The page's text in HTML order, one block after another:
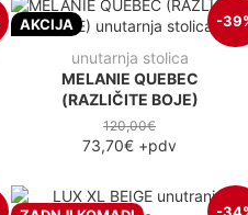
AKCIJA -
unutarnja stolica
MELANIE QUEBEC
(RAZLIČITE BOJE)
120,00€
73,70€ +pdv